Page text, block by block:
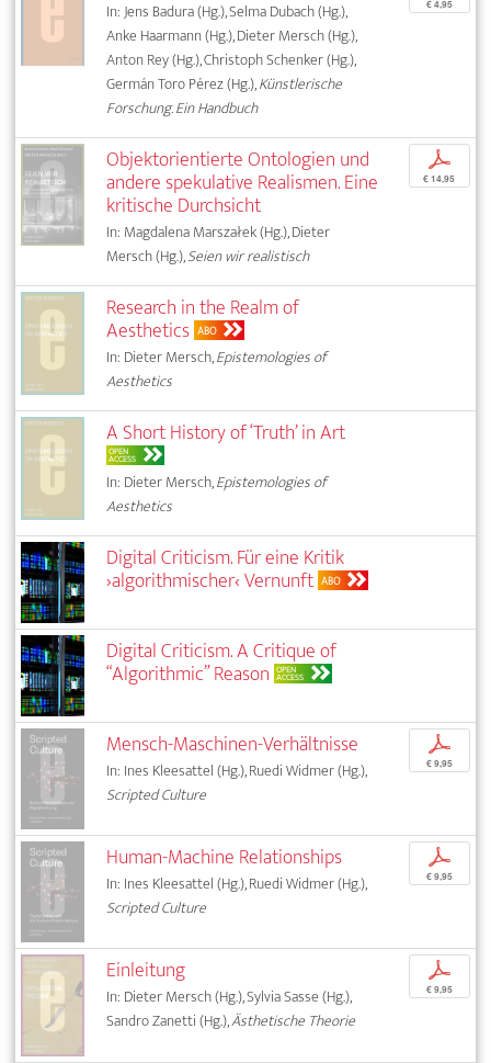
In: Jens Badura (Hg.), Selma Dubach (Hg.),
Anke Haarmann (Hg.), Dieter Mersch (Hg.),
Anton Rey (Hg.), Christoph Schenker (Hg.),
Germán Toro Pérez (Hg.),Künstlerische
Forschung. Ein Handbuch
€ 4,95
Objektorientierte Ontologien und
andere spekulative Realismen. Eine
kritische Durchsicht
In: Magdalena Marszałek (Hg.), Dieter
Mersch (Hg.),Seien wir realistisch
p
€ 14,95
Research in the Realm of
Aesthetics ABO
In: Dieter Mersch,Epistemologies of
Aesthetics
A Short History of ‘Truth’ in Art
OPEN
ACCESS
In: Dieter Mersch,Epistemologies of
Aesthetics
Digital Criticism. Für eine Kritik
›algorithmischer‹ Vernunft ABO
Digital Criticism. A Critique of
“Algorithmic” Reason OPEN
ACCESS
Mensch-Maschinen-Verhältnisse
In: Ines Kleesattel (Hg.), Ruedi Widmer (Hg.),
Scripted Culture
p
€ 9,95
Human-Machine Relationships
In: Ines Kleesattel (Hg.), Ruedi Widmer (Hg.),
Scripted Culture
p
€ 9,95
Einleitung
In: Dieter Mersch (Hg.), Sylvia Sasse (Hg.),
Sandro Zanetti (Hg.),Ästhetische Theorie
p
€ 9,95